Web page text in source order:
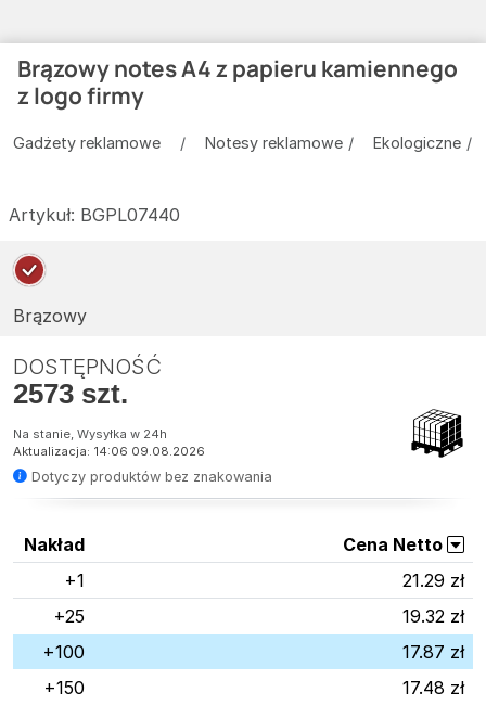
Brązowy notes A4 z papieru kamiennego
z logo firmy
Gadżety reklamowe Notesy reklamowe Ekologiczne
Artykuł: BGPL07440
Brązowy
DOSTĘPNOŚĆ
2573 szt.
Na stanie, Wysyłka w 24h
Aktualizacja: 14:06 09.08.2026
Dotyczy produktów bez znakowania
Nakład
Cena Netto
+1
21.29 zł
+25
19.32 zł
+100
17.87 zł
+150
17.48 zł